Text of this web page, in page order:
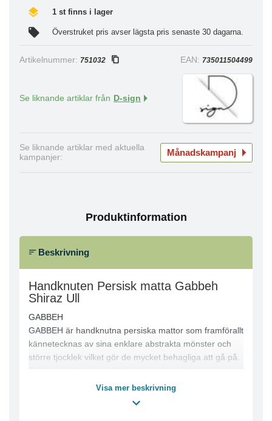
1 st finns i lager
Överstruket pris avser lägsta pris senaste 30 dagarna.
Artikelnummer: 751032 EAN: 735011504499
Se liknande artiklar från D-sign
Se liknande artiklar med aktuella
kampanjer:
Månadskampanj
Produktinformation
Beskrivning
Handknuten Persisk matta Gabbeh
Shiraz Ull
GABBEH
GABBEH är handknutna persiska mattor som framförallt
kännetecknas av sina enklare abstrakta mönster och
större tjocklek vilket gör de mycket behagliga att gå på.
knuttäthet, lång lugg och en mycket mjuk yta. Ibland
Visa mer beskrivning